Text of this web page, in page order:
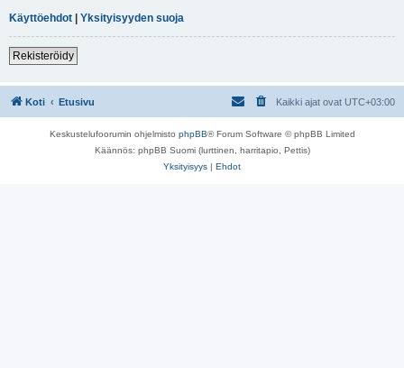
Käyttöehdot | Yksityisyyden suoja
Rekisteröidy
Koti Etusivu Kaikki ajat ovat UTC+03:00
Keskustelufoorumin ohjelmisto phpBB® Forum Software © phpBB Limited
Käännös: phpBB Suomi (lurttinen, harritapio, Pettis)
Yksityisyys | Ehdot